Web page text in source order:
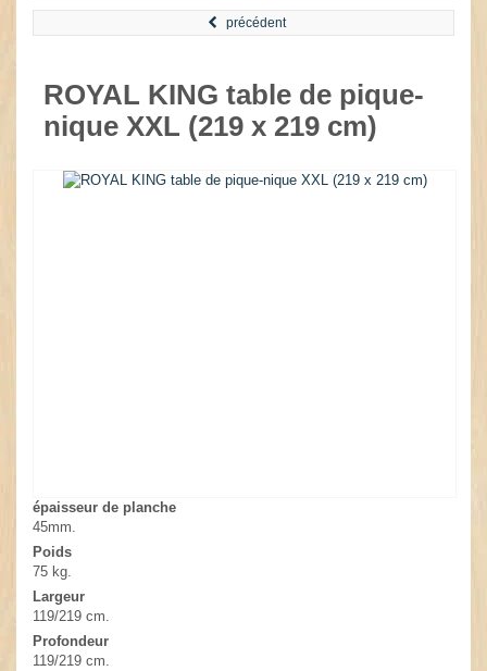
précédent
ROYAL KING table de pique-
nique XXL (219 x 219 cm)
épaisseur de planche
45mm.
Poids
75 kg.
Largeur
119/219 cm.
Profondeur
119/219 cm.